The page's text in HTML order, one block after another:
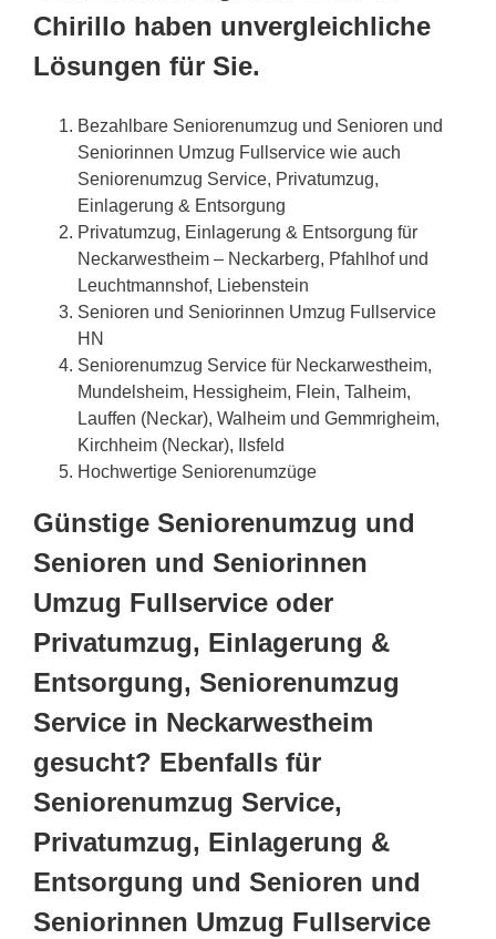
Chirillo haben unvergleichliche
Lösungen für Sie.
Bezahlbare Seniorenumzug und Senioren und
Seniorinnen Umzug Fullservice wie auch
Seniorenumzug Service, Privatumzug,
Einlagerung & Entsorgung
Privatumzug, Einlagerung & Entsorgung für
Neckarwestheim – Neckarberg, Pfahlhof und
Leuchtmannshof, Liebenstein
Senioren und Seniorinnen Umzug Fullservice
HN
Seniorenumzug Service für Neckarwestheim,
Mundelsheim, Hessigheim, Flein, Talheim,
Lauffen (Neckar), Walheim und Gemmrigheim,
Kirchheim (Neckar), Ilsfeld
Hochwertige Seniorenumzüge
Günstige Seniorenumzug und
Senioren und Seniorinnen
Umzug Fullservice oder
Privatumzug, Einlagerung &
Entsorgung, Seniorenumzug
Service in Neckarwestheim
gesucht? Ebenfalls für
Seniorenumzug Service,
Privatumzug, Einlagerung &
Entsorgung und Senioren und
Seniorinnen Umzug Fullservice